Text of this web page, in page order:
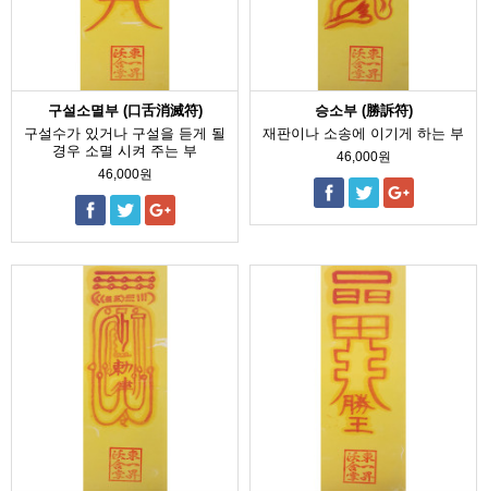
구설소멸부 (口舌消滅符)
구설수가 있거나 구설을 듣게 될
경우 소멸 시켜 주는 부
46,000원
승소부 (勝訴符)
재판이나 소송에 이기게 하는 부
46,000원